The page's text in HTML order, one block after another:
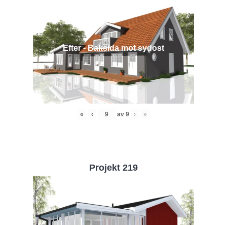
Efter - Baksida mot sydost
« ‹ av 9 › »
Projekt 219